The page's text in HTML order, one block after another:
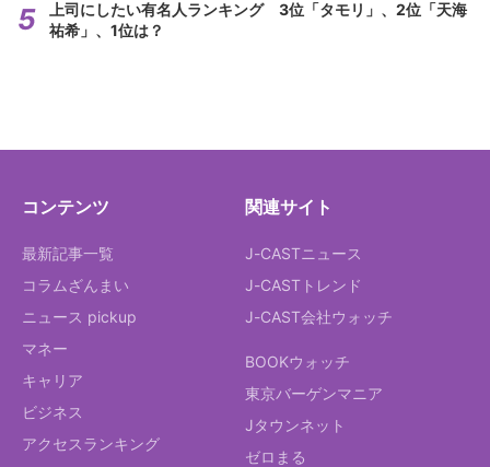
上司にしたい有名人ランキング 3位「タモリ」、2位「天海
祐希」、1位は？
コンテンツ
最新記事一覧
コラムざんまい
ニュース pickup
マネー
キャリア
ビジネス
アクセスランキング
関連サイト
J-CASTニュース
J-CASTトレンド
J-CAST会社ウォッチ
BOOKウォッチ
東京バーゲンマニア
Jタウンネット
ゼロまる